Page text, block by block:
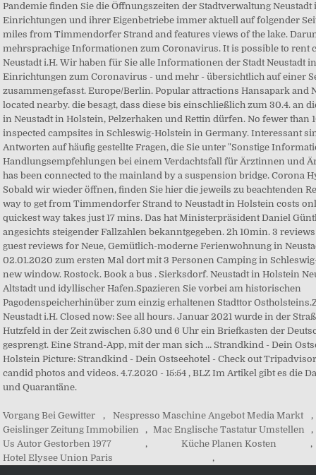
Vorgang Bei Gewitter , Nespresso Maschine Angebot Media Markt
,
Geislinger Zeitung Immobilien
, Mac Englische Tastatur Umstellen
,
Us Autor Gestorben 1977
, Küche Planen Kosten
,
Hotel Elysee Union Paris
,